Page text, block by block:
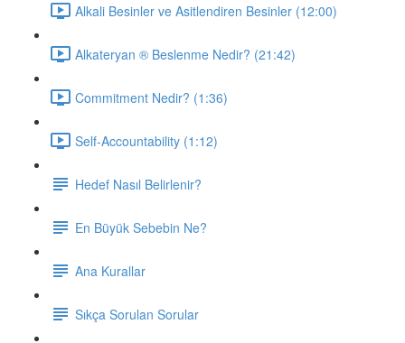
Alkali Besinler ve Asitlendiren Besinler (12:00)
Alkateryan ® Beslenme Nedir? (21:42)
Commitment Nedir? (1:36)
Self-Accountability (1:12)
Hedef Nasıl Belirlenir?
En Büyük Sebebin Ne?
Ana Kurallar
Sıkça Sorulan Sorular